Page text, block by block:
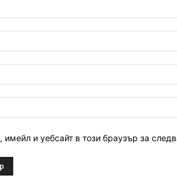
и уебсайт в този браузър за